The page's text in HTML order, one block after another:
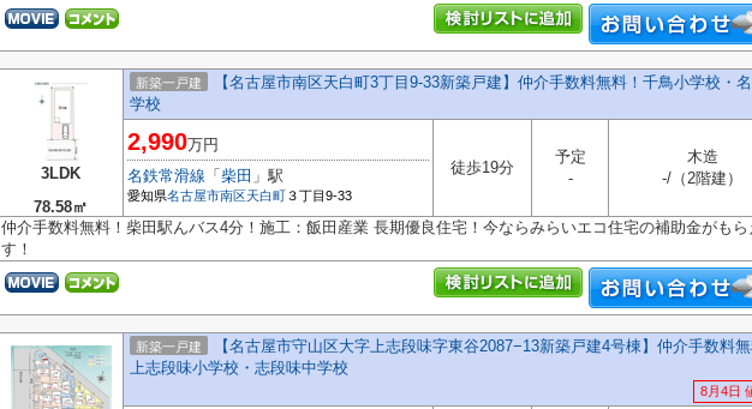
3LDK
78.58㎡
新築一戸建
【名古屋市南区天白町3丁目9-33新築戸建】仲介手数料無料！千鳥小学校・
学校
2,990万円
名鉄常滑線 「 柴田 」駅
愛知県名古屋市南区天白町３丁目9-33
徒歩19分
予定
-
木造
-/（2階建）
仲介手数料無料！柴田駅んバス4分！施工：飯田産業 長期優良住宅！今ならみらいエコ住宅の補助金がもら
す！
新築一戸建
【名古屋市守山区大字上志段味字東谷2087−13新築戸建4号棟】仲介手数料無
上志段味小学校・志段味中学校
8月4日